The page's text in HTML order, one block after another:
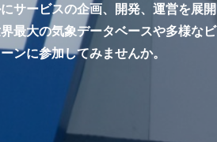
サービスの企画、開発、運営を展開
最大の気象データベースや多様なビ
ンに参加してみませんか。